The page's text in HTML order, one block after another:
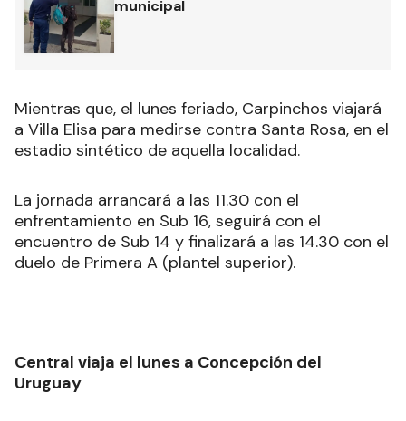
municipal
Mientras que, el lunes feriado, Carpinchos viajará
a Villa Elisa para medirse contra Santa Rosa, en el
estadio sintético de aquella localidad.
La jornada arrancará a las 11.30 con el
enfrentamiento en Sub 16, seguirá con el
encuentro de Sub 14 y finalizará a las 14.30 con el
duelo de Primera A (plantel superior).
Central viaja el lunes a Concepción del
Uruguay